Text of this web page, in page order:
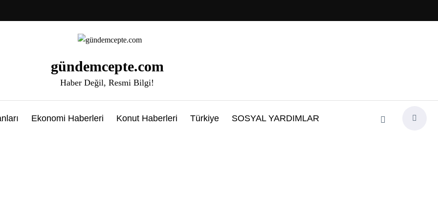
gündemcepte.com
Haber Değil, Resmi Bilgi!
Ekonomi Haberleri Konut Haberleri Türkiye SOSYAL YARDIMLAR